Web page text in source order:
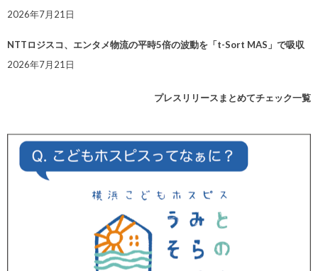
2026年7月21日
NTTロジスコ、エンタメ物流の平時5倍の波動を「t-Sort MAS」で吸収
2026年7月21日
プレスリリースまとめてチェック一覧